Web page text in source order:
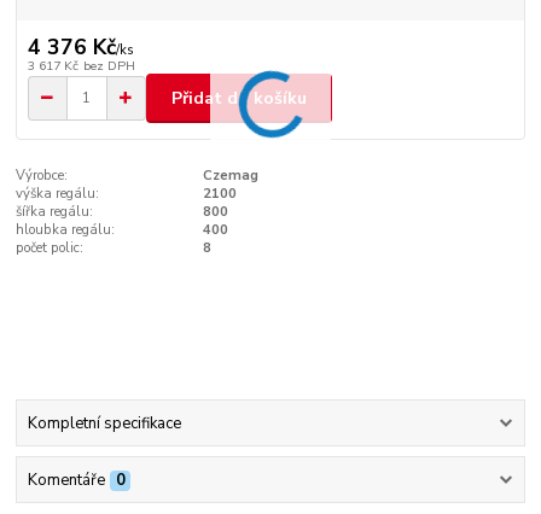
4 376 Kč/ks
3 617 Kč bez DPH
Přidat do košíku
Výrobce:
Czemag
výška regálu:
2100
šířka regálu:
800
hloubka regálu:
400
počet polic:
8
Kompletní specifikace
Komentáře 0